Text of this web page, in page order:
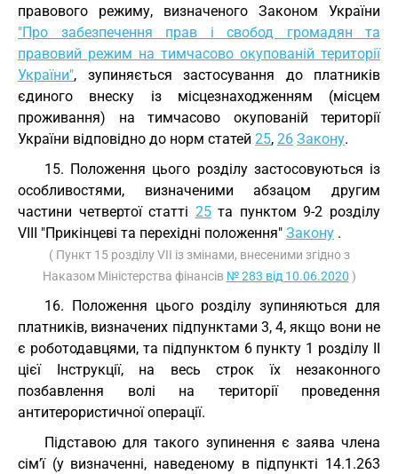
правового режиму, визначеного Законом України
"Про забезпечення прав і свобод громадян та
правовий режим на тимчасово окупованій території
України", зупиняється застосування до платників
єдиного внеску із місцезнаходженням (місцем
проживання) на тимчасово окупованій території
України відповідно до норм статей 25, 26 Закону.
15. Положення цього розділу застосовуються із
особливостями, визначеними абзацом другим
частини четвертої статті 25та пунктом 9-2 розділу
VIII "Прикінцеві та перехідні положення" Закону .
( Пункт 15 розділу VII із змінами, внесеними згідно з
Наказом Міністерства фінансів № 283 від 10.06.2020 )
16. Положення цього розділу зупиняються для
платників, визначених підпунктами 3, 4, якщо вони не
є роботодавцями, та підпунктом 6 пункту 1 розділу II
цієї Інструкції, на весь строк їх незаконного
позбавлення волі на території проведення
антитерористичної операції.
Підставою для такого зупинення є заява члена
сім’ї (у визначенні, наведеному в підпункті 14.1.263